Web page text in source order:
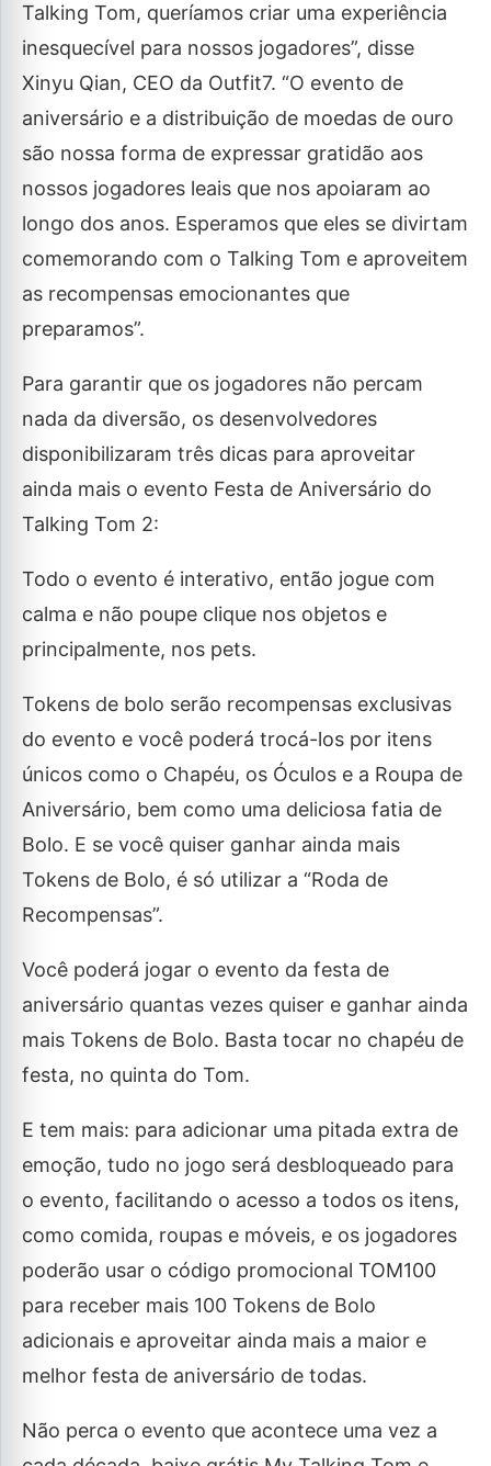
Talking Tom, queríamos criar uma experiência
inesquecível para nossos jogadores”, disse
Xinyu Qian, CEO da Outfit7. “O evento de
aniversário e a distribuição de moedas de ouro
são nossa forma de expressar gratidão aos
nossos jogadores leais que nos apoiaram ao
longo dos anos. Esperamos que eles se divirtam
comemorando com o Talking Tom e aproveitem
as recompensas emocionantes que
preparamos”.
Para garantir que os jogadores não percam
nada da diversão, os desenvolvedores
disponibilizaram três dicas para aproveitar
ainda mais o evento Festa de Aniversário do
Talking Tom 2:
Todo o evento é interativo, então jogue com
calma e não poupe clique nos objetos e
principalmente, nos pets.
Tokens de bolo serão recompensas exclusivas
do evento e você poderá trocá-los por itens
únicos como o Chapéu, os Óculos e a Roupa de
Aniversário, bem como uma deliciosa fatia de
Bolo. E se você quiser ganhar ainda mais
Tokens de Bolo, é só utilizar a “Roda de
Recompensas”.
Você poderá jogar o evento da festa de
aniversário quantas vezes quiser e ganhar ainda
mais Tokens de Bolo. Basta tocar no chapéu de
festa, no quinta do Tom.
E tem mais: para adicionar uma pitada extra de
emoção, tudo no jogo será desbloqueado para
o evento, facilitando o acesso a todos os itens,
como comida, roupas e móveis, e os jogadores
poderão usar o código promocional TOM100
para receber mais 100 Tokens de Bolo
adicionais e aproveitar ainda mais a maior e
melhor festa de aniversário de todas.
Não perca o evento que acontece uma vez a